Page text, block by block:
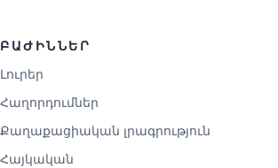
ԲԱԺԻՆՆԵՐ
Լուրեր
Հաղորդումներ
Քաղաքացիական լրագրություն
Հայկական